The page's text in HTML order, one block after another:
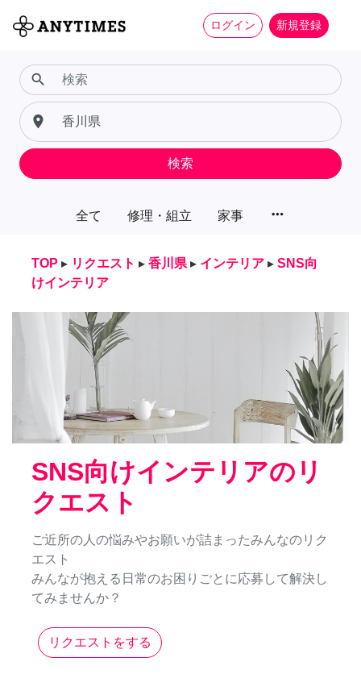
ログイン 新規登録
全て 修理・組立 家事 more_horiz
search
place
検索
TOP ▸ リクエスト ▸ 香川県 ▸ インテリア ▸ SNS向
けインテリア
SNS向けインテリアのリ
クエスト
ご近所の人の悩みやお願いが詰まったみんなのリク
エスト
みんなが抱える日常のお困りごとに応募して解決し
てみませんか？
リクエストをする